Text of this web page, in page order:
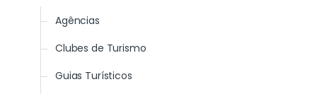
Agências
Clubes de Turismo
Guias Turísticos